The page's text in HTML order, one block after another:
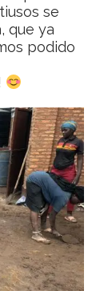
se
que ya
podido